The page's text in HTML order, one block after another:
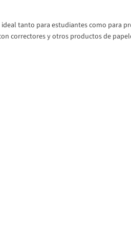
tanto para estudiantes como para
correctores y otros productos de